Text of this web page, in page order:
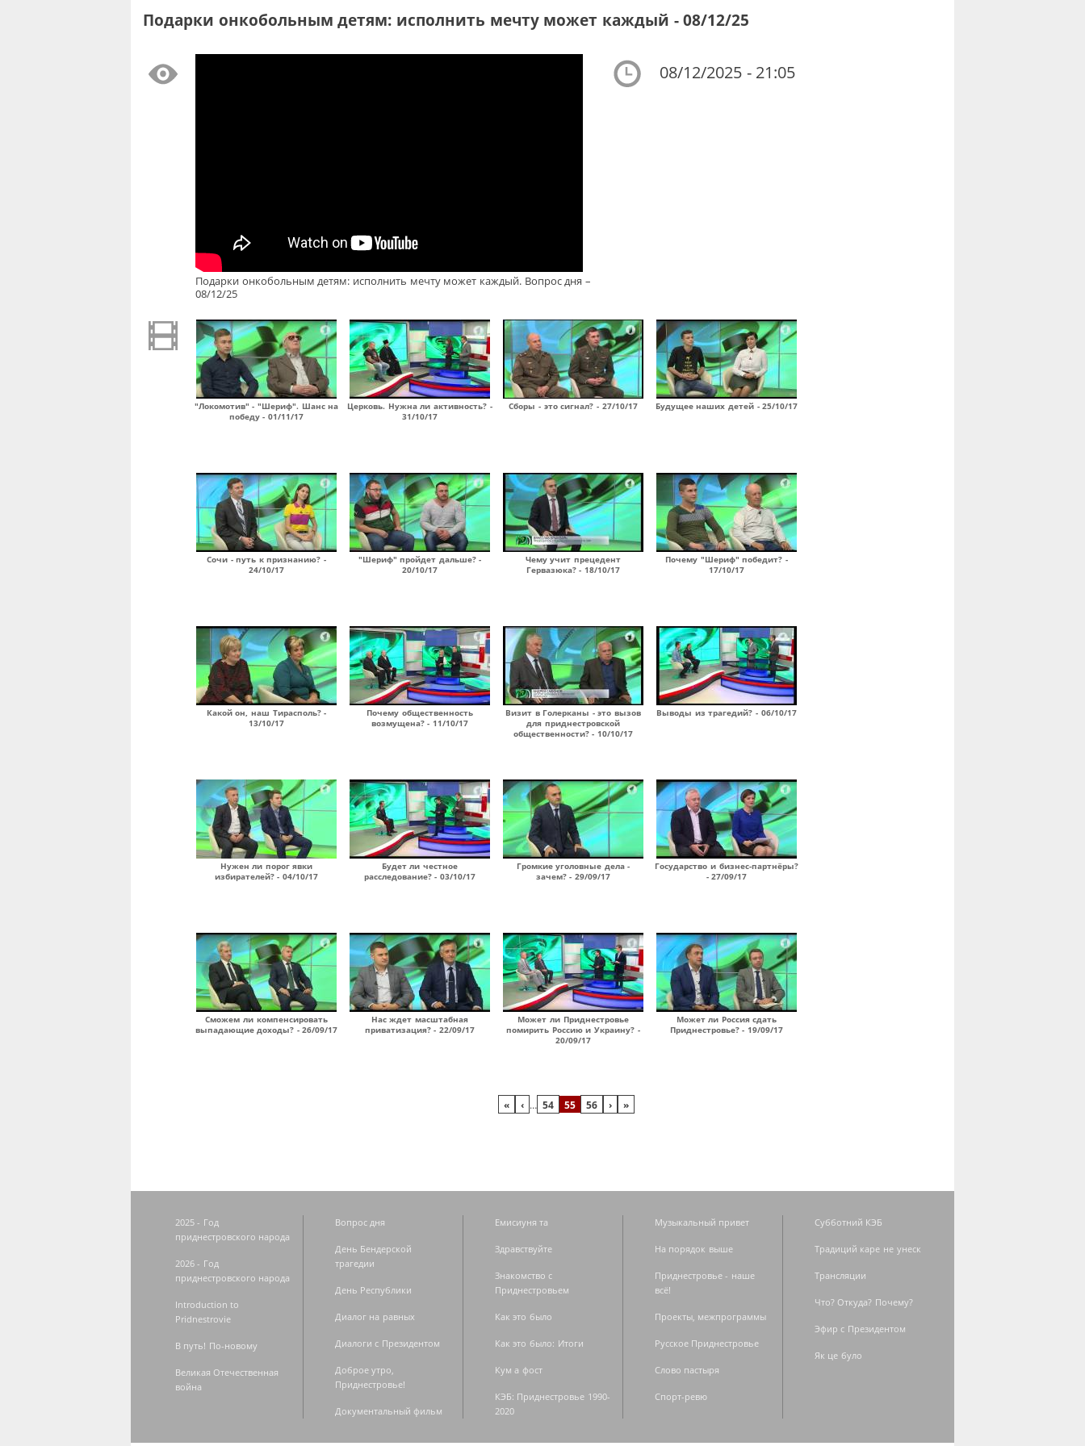
Подарки онкобольным детям: исполнить мечту может каждый - 08/12/25
Подарки онкобольным детям: исполнить мечту может каждый. Вопрос дня –
08/12/25
08/12/2025 - 21:05
"Локомотив" - "Шериф". Шанс на
победу - 01/11/17
Церковь. Нужна ли активность? -
31/10/17
Сборы - это сигнал? - 27/10/17 Будущее наших детей - 25/10/17
Сочи - путь к признанию? -
24/10/17
"Шериф" пройдет дальше? -
20/10/17
Чему учит прецедент
Гервазюка? - 18/10/17
Почему "Шериф" победит? -
17/10/17
Какой он, наш Тирасполь? -
13/10/17
Почему общественность
возмущена? - 11/10/17
Визит в Голерканы - это вызов
для приднестровской
общественности? - 10/10/17
Выводы из трагедий? - 06/10/17
Нужен ли порог явки
избирателей? - 04/10/17
Будет ли честное
расследование? - 03/10/17
Громкие уголовные дела -
зачем? - 29/09/17
Государство и бизнес-партнёры?
- 27/09/17
Сможем ли компенсировать
выпадающие доходы? - 26/09/17
Нас ждет масштабная
приватизация? - 22/09/17
Может ли Приднестровье
помирить Россию и Украину? -
20/09/17
Может ли Россия сдать
Приднестровье? - 19/09/17
« ‹ … 54 55 56 › »
2025 - Год
приднестровского народа
2026 - Год
приднестровского народа
Introduction to
Pridnestrovie
В путь! По-новому
Великая Отечественная
война
Вопрос дня
День Бендерской
трагедии
День Республики
Диалог на равных
Диалоги с Президентом
Доброе утро,
Приднестровье!
Документальный фильм
Емисиуня та
Здравствуйте
Знакомство с
Приднестровьем
Как это было
Как это было: Итоги
Кум а фост
КЭБ: Приднестровье 1990-
2020
Музыкальный привет
На порядок выше
Приднестровье - наше
всё!
Проекты, межпрограммы
Русское Приднестровье
Слово пастыря
Спорт-ревю
Субботний КЭБ
Традиций каре не унеск
Трансляции
Что? Откуда? Почему?
Эфир с Президентом
Як це було